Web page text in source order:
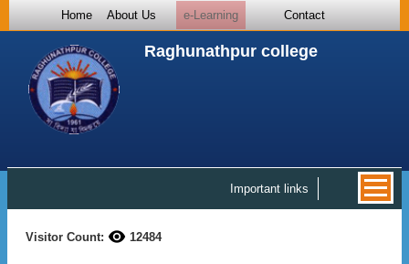
Home About Us e-Learning Contact
Raghunathpur college
Important links
Visitor Count: 12484